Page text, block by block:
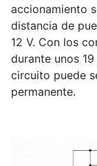
accionamiento
distancia de
12 V. Con los
durante unos
circuito puede
permanente.